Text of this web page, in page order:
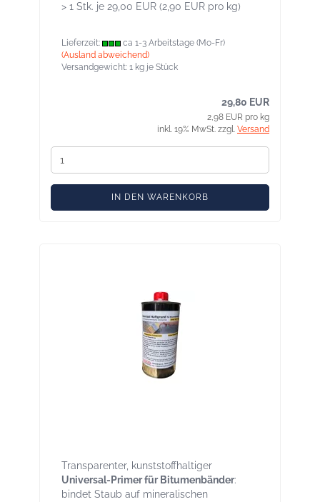
> 1 Stk. je 29,00 EUR (2,90 EUR pro kg)
Lieferzeit:
ca 1-3 Arbeitstage (Mo-Fr)
(Ausland abweichend)
Versandgewicht: 1 kg je Stück
29,80 EUR
2,98 EUR pro kg
inkl. 19% MwSt. zzgl. Versand
IN DEN WARENKORB
Transparenter, kunststoffhaltiger
Universal-Primer für Bitumenbänder:
bindet Staub auf mineralischen